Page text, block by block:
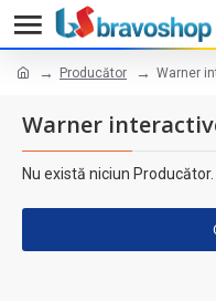
Producător Warner
Warner
Nu există niciun Producător.